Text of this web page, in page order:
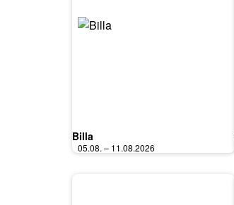
Billa
05.08. – 11.08.2026